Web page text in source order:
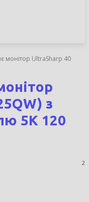
монітор UltraSharp 40
з
5K 120
2